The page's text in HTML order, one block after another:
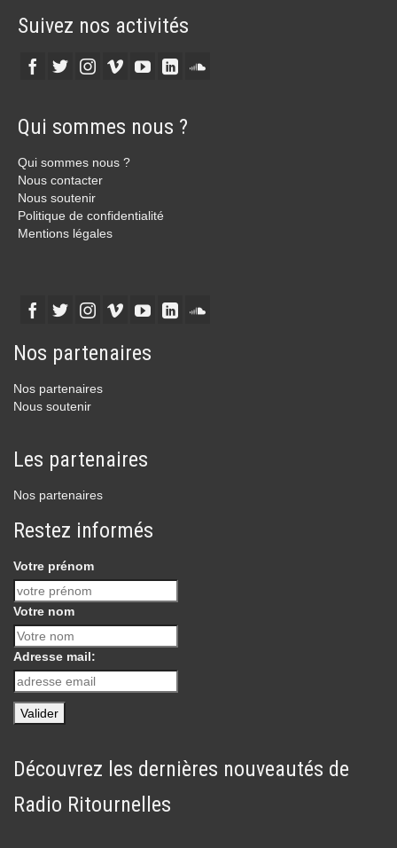
Suivez nos activités
Qui sommes nous ?
Qui sommes nous ?
Nous contacter
Nous soutenir
Politique de confidentialité
Mentions légales
Nos partenaires
Nos partenaires
Nous soutenir
Les partenaires
Nos partenaires
Restez informés
Votre prénom
Votre nom
Adresse mail:
Découvrez les dernières nouveautés de
Radio Ritournelles